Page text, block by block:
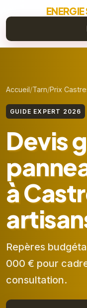
Accueil Tarn Prix
GUIDE EXPERT 2026
Devis
à
Repères
000 € pour
consultation.